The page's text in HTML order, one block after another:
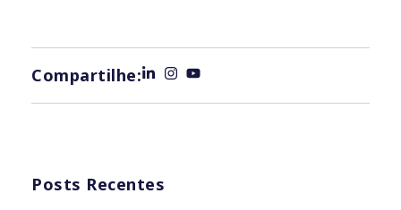
Compartilhe:
Posts Recentes